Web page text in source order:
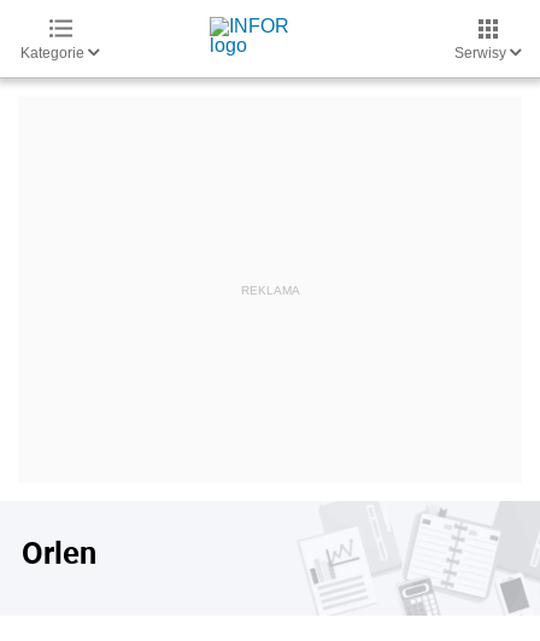
Kategorie Serwisy
Orlen